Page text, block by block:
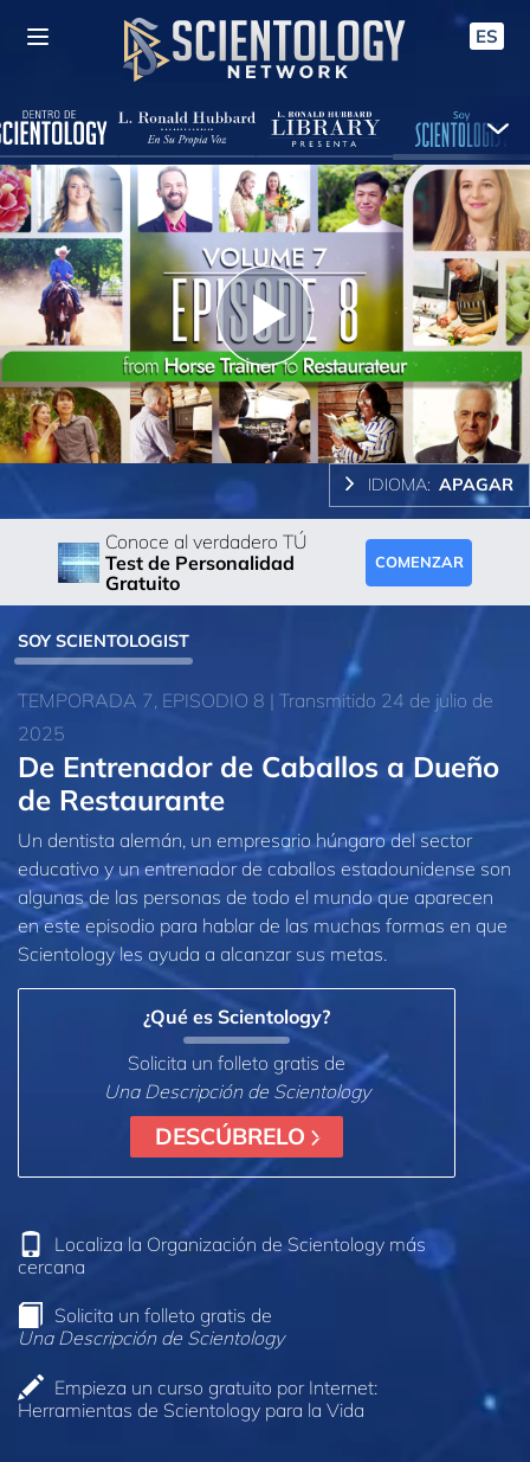
ES
Play
Video
IDIOMA: APAGAR
Conoce al verdadero TÚ
Test de Personalidad
Gratuito
COMENZAR
SOY SCIENTOLOGIST
TEMPORADA 7, EPISODIO 8 | Transmitido 24 de julio de
2025
De Entrenador de Caballos a Dueño
de Restaurante
Un dentista alemán, un empresario húngaro del sector
educativo y un entrenador de caballos estadounidense son
algunas de las personas de todo el mundo que aparecen
en este episodio para hablar de las muchas formas en que
Scientology les ayuda a alcanzar sus metas.
¿Qué es Scientology?
Solicita un folleto gratis de
Una Descripción de Scientology
DESCÚBRELO
Localiza la Organización de Scientology más
cercana
Solicita un folleto gratis de
Una Descripción de Scientology
Empieza un curso gratuito por Internet:
Herramientas de Scientology para la Vida